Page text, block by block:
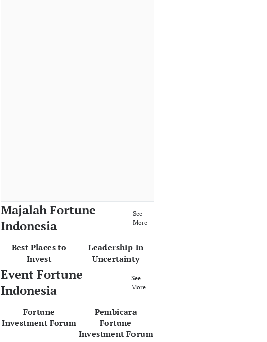
Majalah Fortune
Indonesia
See
More
Best Places to
Invest
Leadership in
Uncertainty
Event Fortune
Indonesia
See
More
Fortune
Investment Forum
Pembicara
Fortune
Investment Forum